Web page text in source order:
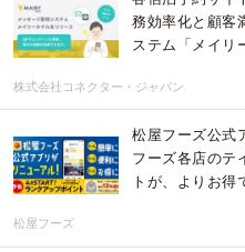
務効率化と顧客
ステム「メイリ
株式会社コネクター・ジャパン
松屋フーズ公式
フーズ各店のテ
トが、よりお得
松屋フーズ